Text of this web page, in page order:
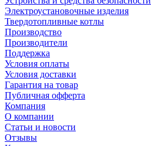
Электроустановочные изделия
Твердотопливные котлы
Производство
Производители
Поддержка
Условия оплаты
Условия доставки
Гарантия на товар
Публичная офферта
Компания
О компании
Статьи и новости
Отзывы